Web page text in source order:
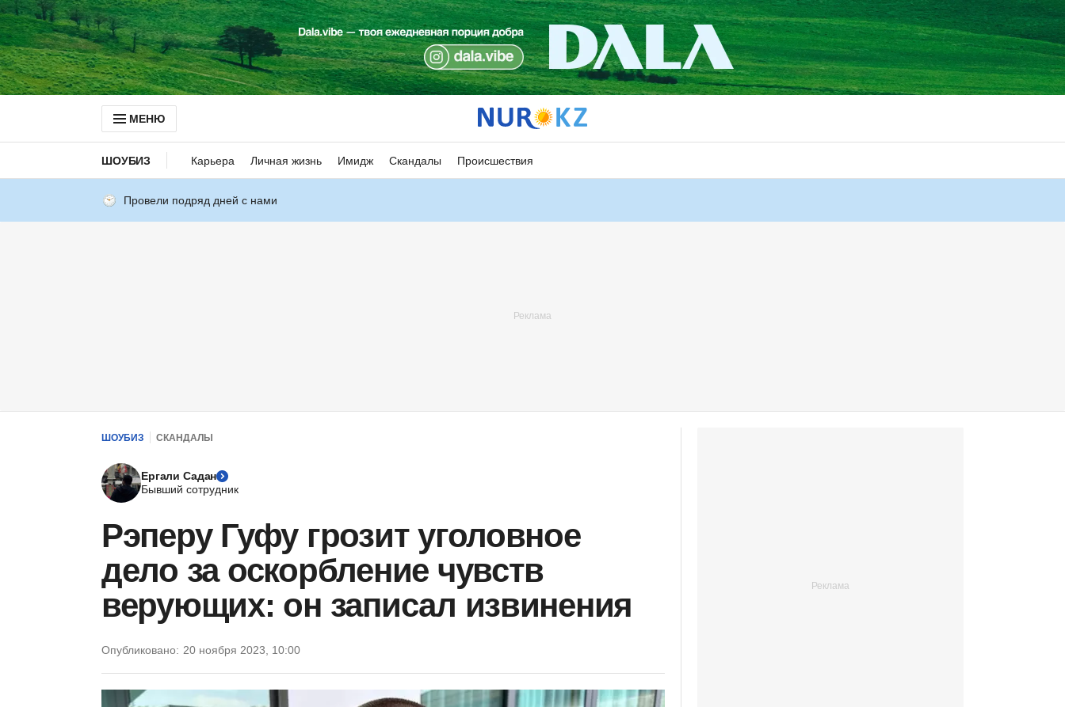
МЕНЮ
ШОУБИЗ Карьера Личная жизнь Имидж Скандалы Происшествия
Провели подряд дней с нами
ШОУБИЗ СКАНДАЛЫ
Ергали Садан
Бывший сотрудник
Рэперу Гуфу грозит уголовное
дело за оскорбление чувств
верующих: он записал извинения
Опубликовано: 20 ноября 2023, 10:00